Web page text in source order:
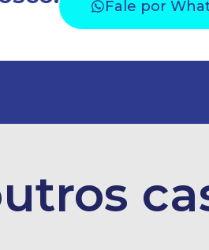
Fale por